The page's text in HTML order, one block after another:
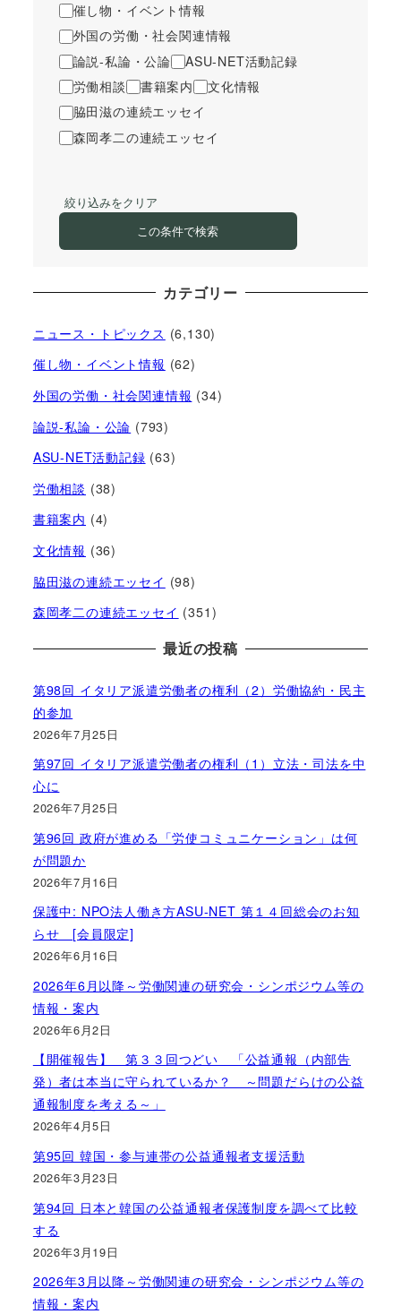
催し物・イベント情報
外国の労働・社会関連情報
論説-私論・公論
ASU-NET活動記録
労働相談
書籍案内
文化情報
脇田滋の連続エッセイ
森岡孝二の連続エッセイ
絞り込みをクリア
この条件で検索
カテゴリー
ニュース・トピックス (6,130)
催し物・イベント情報 (62)
外国の労働・社会関連情報 (34)
論説-私論・公論 (793)
ASU-NET活動記録 (63)
労働相談 (38)
書籍案内 (4)
文化情報 (36)
脇田滋の連続エッセイ (98)
森岡孝二の連続エッセイ (351)
最近の投稿
第98回 イタリア派遣労働者の権利（2）労働協約・民主
的参加
2026年7月25日
第97回 イタリア派遣労働者の権利（1）立法・司法を中
心に
2026年7月25日
第96回 政府が進める「労使コミュニケーション」は何
が問題か
2026年7月16日
保護中: NPO法人働き方ASU-NET 第１４回総会のお知
らせ [会員限定]
2026年6月16日
2026年6月以降～労働関連の研究会・シンポジウム等の
情報・案内
2026年6月2日
【開催報告】 第３３回つどい 「公益通報（内部告
発）者は本当に守られているか？ ～問題だらけの公益
通報制度を考える～」
2026年4月5日
第95回 韓国・参与連帯の公益通報者支援活動
2026年3月23日
第94回 日本と韓国の公益通報者保護制度を調べて比較
する
2026年3月19日
2026年3月以降～労働関連の研究会・シンポジウム等の
情報・案内